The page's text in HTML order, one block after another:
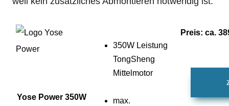
Yose Power 350W
350W Leistung
TongSheng
Mittelmotor
max.
Preis: ca.